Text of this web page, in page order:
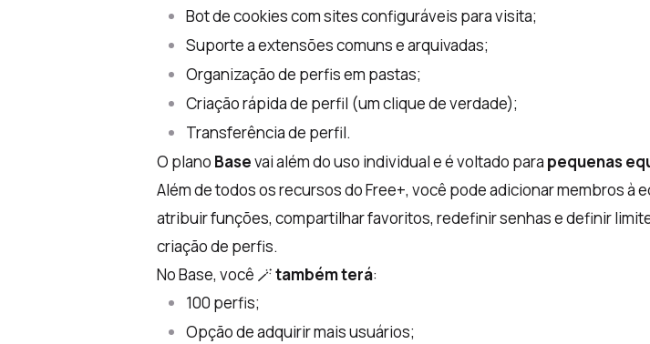
Bot de cookies com sites configuráveis para visita;
Suporte a extensões comuns e arquivadas;
Organização de perfis em pastas;
Criação rápida de perfil (um clique de verdade);
Transferência de perfil.
O plano Basevai além do uso individual e é voltado para pequenas
Além de todos os recursos do Free+, você pode adicionar membros à
atribuir funções, compartilhar favoritos, redefinir senhas e definir
criação de perfis.
No Base, você 🪄também terá:
100 perfis;
Opção de adquirir mais usuários;